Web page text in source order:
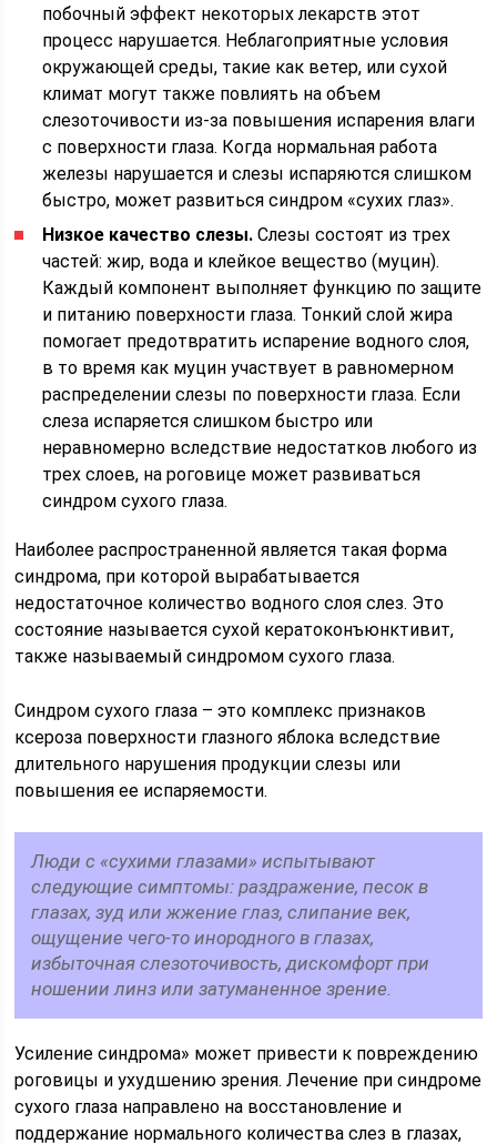
побочный эффект некоторых лекарств этот
процесс нарушается. Неблагоприятные условия
окружающей среды, такие как ветер, или сухой
климат могут также повлиять на объем
слезоточивости из-за повышения испарения влаги
с поверхности глаза. Когда нормальная работа
железы нарушается и слезы испаряются слишком
быстро, может развиться синдром «сухих глаз».
Низкое качество слезы. Слезы состоят из трех
частей: жир, вода и клейкое вещество (муцин).
Каждый компонент выполняет функцию по защите
и питанию поверхности глаза. Тонкий слой жира
помогает предотвратить испарение водного слоя,
в то время как муцин участвует в равномерном
распределении слезы по поверхности глаза. Если
слеза испаряется слишком быстро или
неравномерно вследствие недостатков любого из
трех слоев, на роговице может развиваться
синдром сухого глаза.
Наиболее распространенной является такая форма
синдрома, при которой вырабатывается
недостаточное количество водного слоя слез. Это
состояние называется сухой кератоконъюнктивит,
также называемый синдромом сухого глаза.
Синдром сухого глаза – это комплекс признаков
ксероза поверхности глазного яблока вследствие
длительного нарушения продукции слезы или
повышения ее испаряемости.
Люди с «сухими глазами» испытывают
следующие симптомы: раздражение, песок в
глазах, зуд или жжение глаз, слипание век,
ощущение чего-то инородного в глазах,
избыточная слезоточивость, дискомфорт при
ношении линз или затуманенное зрение.
Усиление синдрома» может привести к повреждению
роговицы и ухудшению зрения. Лечение при синдроме
сухого глаза направлено на восстановление и
поддержание нормального количества слез в глазах,